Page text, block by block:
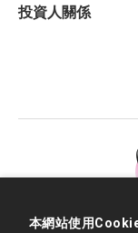
投資人關係
本網站使用